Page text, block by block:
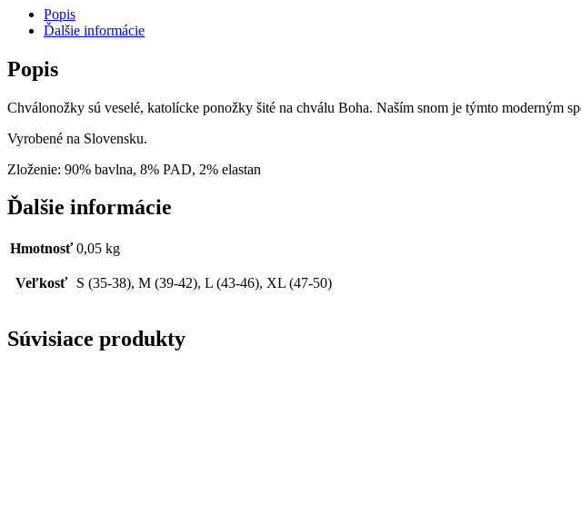
Popis
Ďalšie informácie
Popis
Chválonožky sú veselé, katolícke ponožky šité na chválu Boha. Naším snom je týmto moderným
Vyrobené na Slovensku.
Zloženie: 90% bavlna, 8% PAD, 2% elastan
Ďalšie informácie
Hmotnosť 0,05 kg
Veľkosť S (35-38), M (39-42), L (43-46), XL (47-50)
Súvisiace produkty